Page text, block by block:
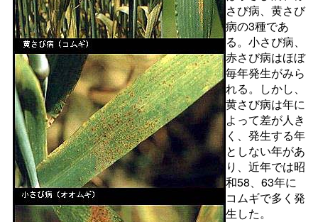
さび病、黄さび
病の3種であ
る。小さび病、
赤さび病はほぼ
毎年発生がみら
れる。しかし、
黄さび病は年に
よって差が人き
く、発生する年
としない年があ
り、近年では昭
和58、63年に
コムギで多く発
生した。